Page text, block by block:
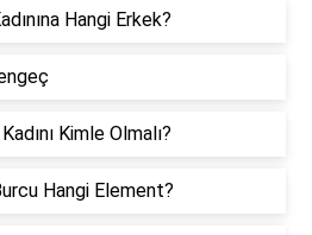
Hangi Erkek?
Kimle Olmalı?
Hangi Element?